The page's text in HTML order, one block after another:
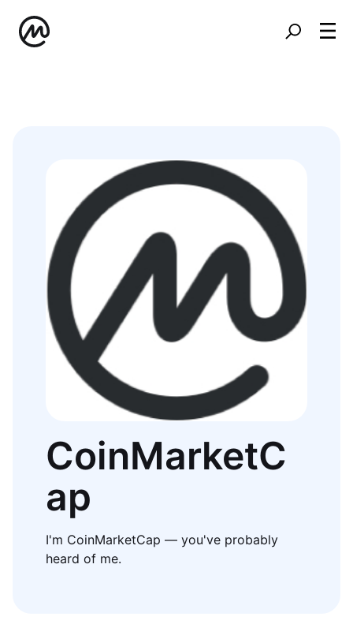
CoinMarketC
ap
I'm CoinMarketCap — you've probably
heard of me.